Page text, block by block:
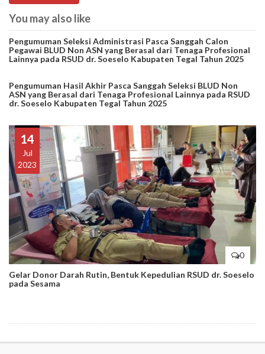
You may also like
Pengumuman Seleksi Administrasi Pasca Sanggah Calon
Pegawai BLUD Non ASN yang Berasal dari Tenaga Profesional
Lainnya pada RSUD dr. Soeselo Kabupaten Tegal Tahun 2025
Pengumuman Hasil Akhir Pasca Sanggah Seleksi BLUD Non
ASN yang Berasal dari Tenaga Profesional Lainnya pada RSUD
dr. Soeselo Kabupaten Tegal Tahun 2025
14
Jul
2023
0
Gelar Donor Darah Rutin, Bentuk Kepedulian RSUD dr. Soeselo
pada Sesama